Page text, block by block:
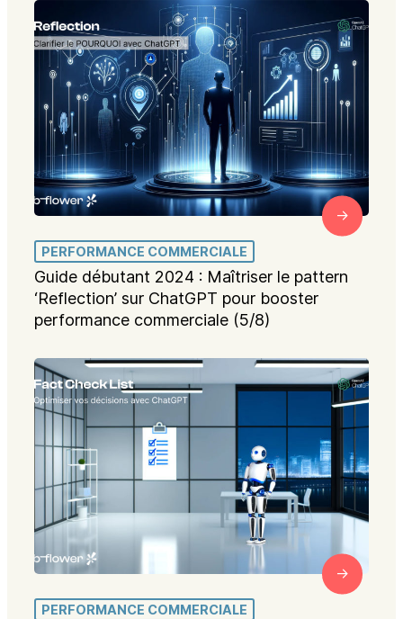
PERFORMANCE COMMERCIALE
Guide débutant 2024 : Maîtriser le pattern
‘Reflection’ sur ChatGPT pour booster
performance commerciale (5/8)
PERFORMANCE COMMERCIALE